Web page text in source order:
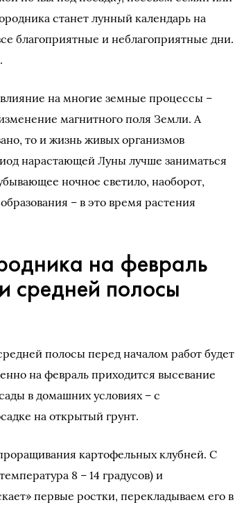
станет лунный календарь на
благоприятные и неблагоприятные дни.
.
влияние на многие земные процессы –
магнитного поля Земли. А
то и жизнь живых организмов
нарастающей Луны лучше заниматься
ночное светило, наоборот,
– в это время растения
на февраль
средней полосы
полосы перед началом работ будет
на февраль приходится высевание
в домашних условиях – с
на открытый грунт.
картофельных клубней. С
8 – 14 градусов) и
первые ростки, перекладываем его в